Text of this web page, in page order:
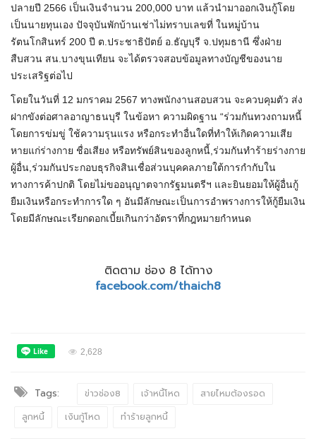
ปลายปี 2566 เป็นเงินจำนวน 200,000 บาท แล้วนำมาออกเงินกู้โดย
เป็นนายทุนเอง ปัจจุบันพักบ้านเช่าไม่ทราบเลขที่ ในหมู่บ้าน
รัตนโกสินทร์ 200 ปี ต.ประชาธิปัตย์ อ.ธัญบุรี จ.ปทุมธานี ซึ่งฝ่าย
สืบสวน สน.บางขุนเทียน จะได้ตรวจสอบข้อมูลทางบัญชีของนาย
ประเสริฐต่อไป
โดยในวันที่ 12 มกราคม 2567 ทางพนักงานสอบสวน จะควบคุมตัว ส่ง
ฝากขังต่อศาลอาญาธนบุรี ในข้อหา ความผิดฐาน “ร่วมกันทวงถามหนี้
โดยการข่มขู่ ใช้ความรุนแรง หรือกระทำอื่นใดที่ทำให้เกิดความเสีย
หายแก่ร่างกาย ชื่อเสียง หรือทรัพย์สินของลูกหนี้,ร่วมกันทำร้ายร่างกาย
ผู้อื่น,ร่วมกันประกอบธุรกิจสินเชื่อส่วนบุคคลภายใต้การกำกับใน
ทางการค้าปกติ โดยไม่ขออนุญาตจากรัฐมนตรีฯ และยินยอมให้ผู้อื่นกู้
ยืมเงินหรือกระทำการใด ๆ อันมีลักษณะเป็นการอำพรางการให้กู้ยืมเงิน
โดยมีลักษณะเรียกดอกเบี้ยเกินกว่าอัตราที่กฎหมายกำหนด
ติดตาม ช่อง 8 ได้ทาง
facebook.com/thaich8
2,628
Tags: ข่าวช่อง8 เจ้าหนี้โหด
สายไหมต้องรอด
ลูกหนี้
เงินกู้โหด ทำร้ายลูกหนี้